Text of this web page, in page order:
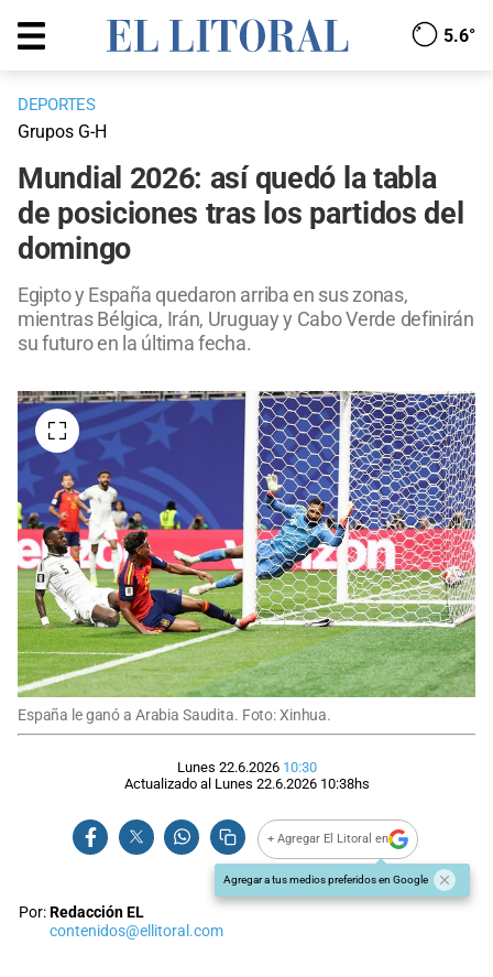
5.6°
DEPORTES
Grupos G-H
Mundial 2026: así quedó la tabla
de posiciones tras los partidos del
domingo
Egipto y España quedaron arriba en sus zonas,
mientras Bélgica, Irán, Uruguay y Cabo Verde definirán
su futuro en la última fecha.
España le ganó a Arabia Saudita. Foto: Xinhua.
Lunes 22.6.2026 10:30
Actualizado al Lunes 22.6.2026 10:38hs
+ Agregar El Litoral en
Agregar a tus medios preferidos en Google
Por:Redacción EL
contenidos@ellitoral.com